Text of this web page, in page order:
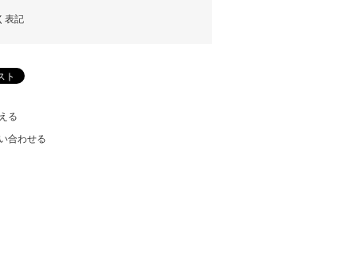
表記
る
合わせる